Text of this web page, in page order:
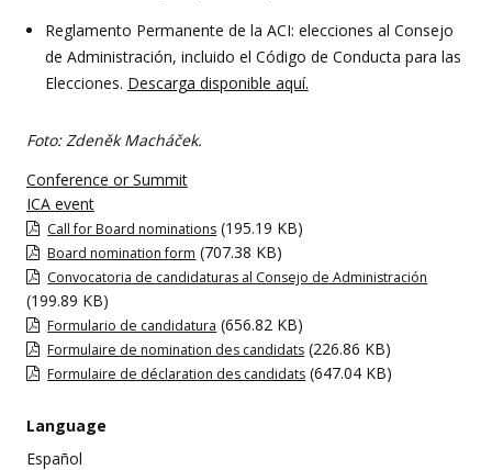
Reglamento Permanente de la ACI: elecciones al Consejo
de Administración, incluido el Código de Conducta para las
Elecciones. Descarga disponible aquí.
Foto: Zdeněk Macháček.
Conference or Summit
ICA event
Call for Board nominations (195.19 KB)
Board nomination form (707.38 KB)
Convocatoria de candidaturas al Consejo de Administración
(199.89 KB)
Formulario de candidatura (656.82 KB)
Formulaire de nomination des candidats (226.86 KB)
Formulaire de déclaration des candidats (647.04 KB)
Language
Español